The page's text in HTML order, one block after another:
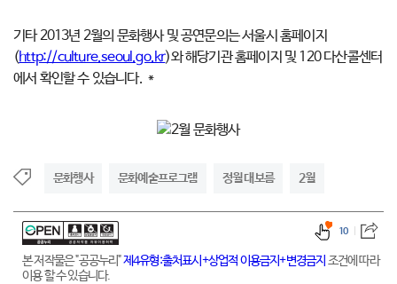
기타 2013년 2월의 문화행사 및 공연문의는 서울시 홈페이지
(http://culture.seoul.go.kr)와 해당기관 홈페이지 및 120 다산콜센터
에서 확인할 수 있습니다. *
문화행사 문화예술프로그램 정월 대보름 2월
본 저작물은 "공공누리"제4유형:출처표시+상업적 이용금지+변경금지 조건에 따라
이용 할 수 있습니다.
10